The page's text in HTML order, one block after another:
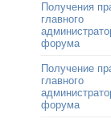
Получения
главного
форума
Получение
главного
форума